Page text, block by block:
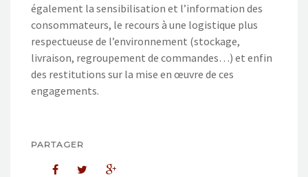
également la sensibilisation et l’information des
consommateurs, le recours à une logistique plus
respectueuse de l’environnement (stockage,
livraison, regroupement de commandes…) et enfin
des restitutions sur la mise en œuvre de ces
engagements.
PARTAGER